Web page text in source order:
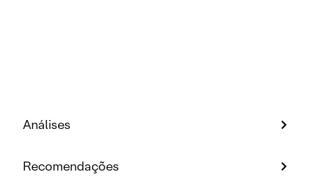
Análises
Recomendações